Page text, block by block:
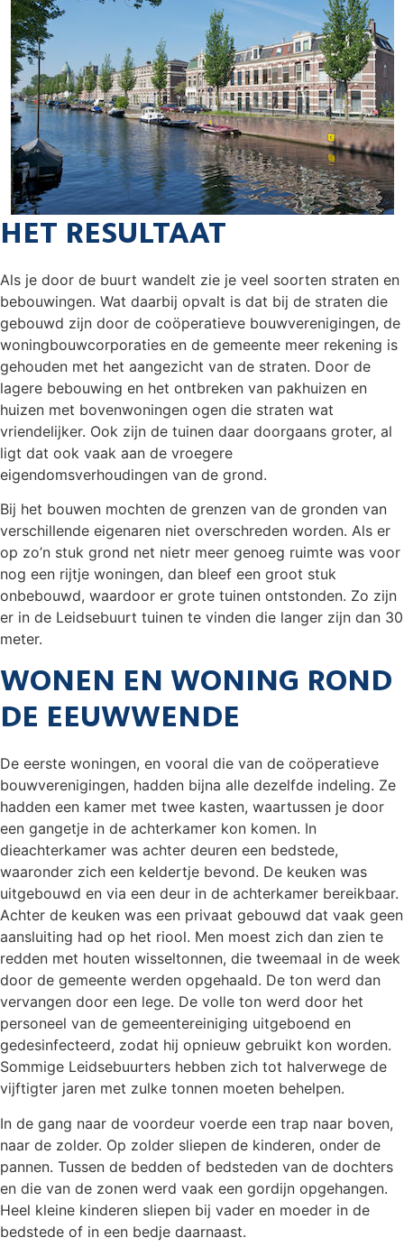
HET RESULTAAT
Als je door de buurt wandelt zie je veel soorten straten en
bebouwingen. Wat daarbij opvalt is dat bij de straten die
gebouwd zijn door de coöperatieve bouwverenigingen, de
woningbouwcorporaties en de gemeente meer rekening is
gehouden met het aangezicht van de straten. Door de
lagere bebouwing en het ontbreken van pakhuizen en
huizen met bovenwoningen ogen die straten wat
vriendelijker. Ook zijn de tuinen daar doorgaans groter, al
ligt dat ook vaak aan de vroegere
eigendomsverhoudingen van de grond.
Bij het bouwen mochten de grenzen van de gronden van
verschillende eigenaren niet overschreden worden. Als er
op zo’n stuk grond net nietr meer genoeg ruimte was voor
nog een rijtje woningen, dan bleef een groot stuk
onbebouwd, waardoor er grote tuinen ontstonden. Zo zijn
er in de Leidsebuurt tuinen te vinden die langer zijn dan 30
meter.
WONEN EN WONING ROND
DE EEUWWENDE
De eerste woningen, en vooral die van de coöperatieve
bouwverenigingen, hadden bijna alle dezelfde indeling. Ze
hadden een kamer met twee kasten, waartussen je door
een gangetje in de achterkamer kon komen. In
dieachterkamer was achter deuren een bedstede,
waaronder zich een keldertje bevond. De keuken was
uitgebouwd en via een deur in de achterkamer bereikbaar.
Achter de keuken was een privaat gebouwd dat vaak geen
aansluiting had op het riool. Men moest zich dan zien te
redden met houten wisseltonnen, die tweemaal in de week
door de gemeente werden opgehaald. De ton werd dan
vervangen door een lege. De volle ton werd door het
personeel van de gemeentereiniging uitgeboend en
gedesinfecteerd, zodat hij opnieuw gebruikt kon worden.
Sommige Leidsebuurters hebben zich tot halverwege de
vijftigter jaren met zulke tonnen moeten behelpen.
In de gang naar de voordeur voerde een trap naar boven,
naar de zolder. Op zolder sliepen de kinderen, onder de
pannen. Tussen de bedden of bedsteden van de dochters
en die van de zonen werd vaak een gordijn opgehangen.
Heel kleine kinderen sliepen bij vader en moeder in de
bedstede of in een bedje daarnaast.